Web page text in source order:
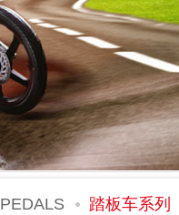
PEDALS 踏板车系列